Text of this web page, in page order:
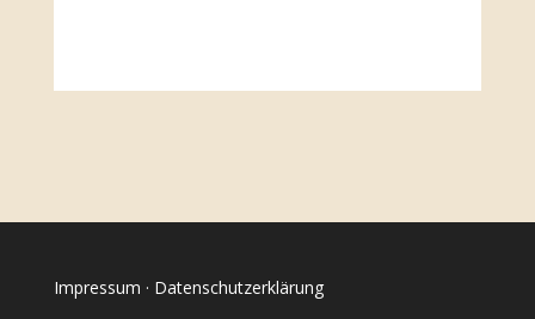
Impressum · Datenschutzerklärung